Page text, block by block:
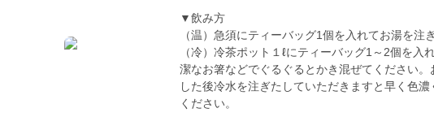
▼飲み方
（温）急須にティーバッグ1個を入れてお湯を注
（冷）冷茶ポット１ℓにティーバッグ1～2個を
潔なお箸などでぐるぐるとかき混ぜてください
した後冷水を注ぎたしていただきますと早く色
ください。